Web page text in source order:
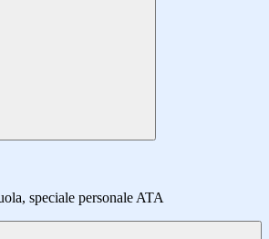
speciale personale ATA